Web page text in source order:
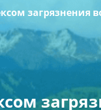
загрязнения